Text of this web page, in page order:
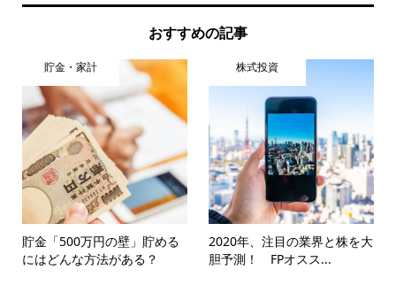
おすすめの記事
貯金・家計
貯金「500万円の壁」貯める
にはどんな方法がある？
株式投資
2020年、注目の業界と株を大
胆予測！ FPオスス...